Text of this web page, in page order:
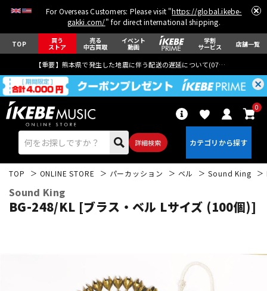
For Overseas Customers: Please visit "https://global.ikebe-
gakki.com/" for direct international shipping.
TOP 買う
ストア
売る
中古買取
イベント
動画
学割
サービス 店舗一覧
【重要】熊本県で発生した地震に伴う配送の遅延について(07月29日
詳細検索
0
ウクレレ
TOP ONLINE STORE パーカッション ベル Sound King
Sound King
BG-248/KL [ブラス・ベル Lサイズ (100個)]